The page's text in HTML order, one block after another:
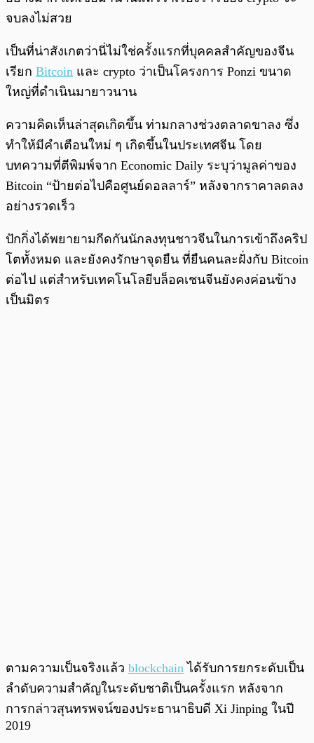
จบลงไม่สวย
เป็นที่น่าสังเกตว่านี่ไม่ใช่ครั้งแรกที่บุคคลสำคัญของจีน
เรียก Bitcoin และ crypto ว่าเป็นโครงการ Ponzi ขนาด
ใหญ่ที่ดำเนินมายาวนาน
ความคิดเห็นล่าสุดเกิดขึ้น ท่ามกลางช่วงตลาดขาลง ซึ่ง
ทำให้มีคำเตือนใหม่ ๆ เกิดขึ้นในประเทศจีน โดย
บทความที่ตีพิมพ์จาก Economic Daily ระบุว่ามูลค่าของ
Bitcoin “ป้ายต่อไปคือศูนย์ดอลลาร์” หลังจากราคาลดลง
อย่างรวดเร็ว
ปักกิ่งได้พยายามกีดกันนักลงทุนชาวจีนในการเข้าถึงคริป
โตทั้งหมด และยังคงรักษาจุดยืน ที่ยืนคนละฝั่งกับ Bitcoin
ต่อไป แต่สำหรับเทคโนโลยีบล็อคเชนจีนยังคงค่อนข้าง
เป็นมิตร
ตามความเป็นจริงแล้ว blockchain ได้รับการยกระดับเป็น
ลำดับความสำคัญในระดับชาติเป็นครั้งแรก หลังจาก
การกล่าวสุนทรพจน์ของประธานาธิบดี Xi Jinping ในปี
2019